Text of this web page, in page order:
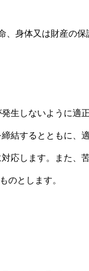
、身体又は財産の保
生しないように適
結するとともに、
応します。また、
のとします。